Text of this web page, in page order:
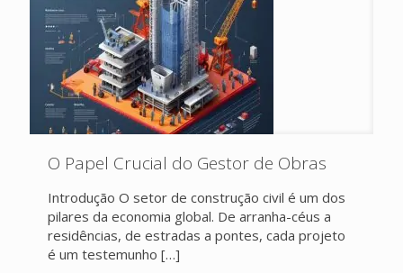
O Papel Crucial do Gestor de Obras
Introdução O setor de construção civil é um dos
pilares da economia global. De arranha-céus a
residências, de estradas a pontes, cada projeto
é um testemunho […]